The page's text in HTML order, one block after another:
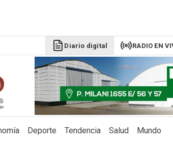
Diario digital RADIO EN
Deporte Tendencia Salud Mundo